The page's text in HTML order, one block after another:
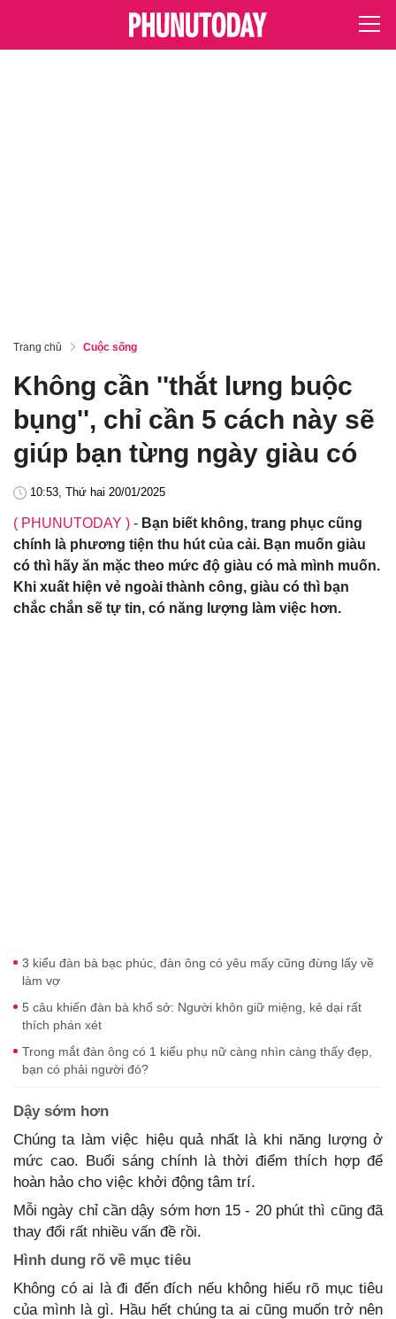
Trang chủ Cuộc sống
Không cần ''thắt lưng buộc
bụng'', chỉ cần 5 cách này sẽ
giúp bạn từng ngày giàu có
10:53, Thứ hai 20/01/2025
( PHUNUTODAY ) - Bạn biết không, trang phục cũng
chính là phương tiện thu hút của cải. Bạn muốn giàu
có thì hãy ăn mặc theo mức độ giàu có mà mình muốn.
Khi xuất hiện vẻ ngoài thành công, giàu có thì bạn
chắc chắn sẽ tự tin, có năng lượng làm việc hơn.
3 kiểu đàn bà bạc phúc, đàn ông có yêu mấy cũng đừng lấy về
làm vợ
5 câu khiến đàn bà khổ sở: Người khôn giữ miệng, kẻ dại rất
thích phán xét
Trong mắt đàn ông có 1 kiểu phụ nữ càng nhìn càng thấy đẹp,
bạn có phải người đó?
Dậy sớm hơn
Chúng ta làm việc hiệu quả nhất là khi năng lượng ở
mức cao. Buổi sáng chính là thời điểm thích hợp để
hoàn hảo cho việc khởi động tâm trí.
Mỗi ngày chỉ cần dậy sớm hơn 15 - 20 phút thì cũng đã
thay đổi rất nhiều vấn đề rồi.
Hình dung rõ về mục tiêu
Không có ai là đi đến đích nếu không hiểu rõ mục tiêu
của mình là gì. Hầu hết chúng ta ai cũng muốn trở nên